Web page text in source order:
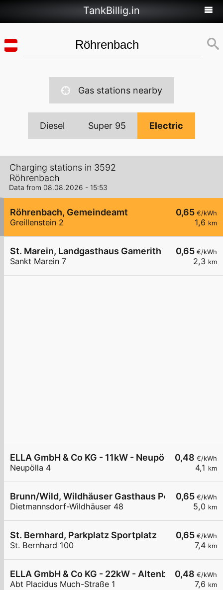
TankBillig.in
Gas stations nearby
Diesel Super 95 Electric
Charging stations in 3592
Röhrenbach
Data from 08.08.2026 - 15:53
0,65 €/kWh
1,6 km
Röhrenbach, Gemeindeamt
Greillenstein 2
0,65 €/kWh
2,3 km
St. Marein, Landgasthaus Gamerith
Sankt Marein 7
0,48 €/kWh
4,1 km
ELLA GmbH & Co KG - 11kW - Neupölla
Neupölla 4
0,65 €/kWh
5,0 km
Brunn/Wild, Wildhäuser Gasthaus Powisch
Dietmannsdorf-Wildhäuser 48
0,65 €/kWh
7,4 km
St. Bernhard, Parkplatz Sportplatz
St. Bernhard 100
0,48 €/kWh
7,6 km
ELLA GmbH & Co KG - 22kW - Altenburg -
Abt Placidus Much-Straße 1